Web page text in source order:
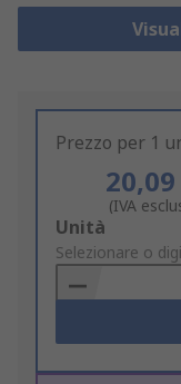
Prezzo per 1
20,09
(IVA
Add
to
Basket
Unità
Selezionare o